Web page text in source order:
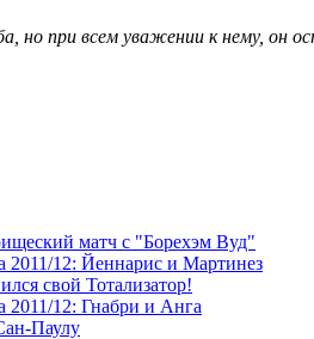
но при всем уважении к нему, он
матч с "Борехэм Вуд"
2011/12: Йеннарис и Мартинез
свой Тотализатор!
2011/12: Гнабри и Анга
Паулу